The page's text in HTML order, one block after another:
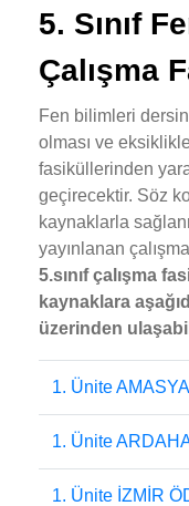
5. Sınıf
Çalışma
Fen bilimleri
olması ve
fasiküllerinden
geçirecektir. Söz
kaynaklarla
yayınlanan
5.sınıf çalışma
kaynaklara
üzerinden
1. Ünite
1. Ünite
1. Ünite İZMİR